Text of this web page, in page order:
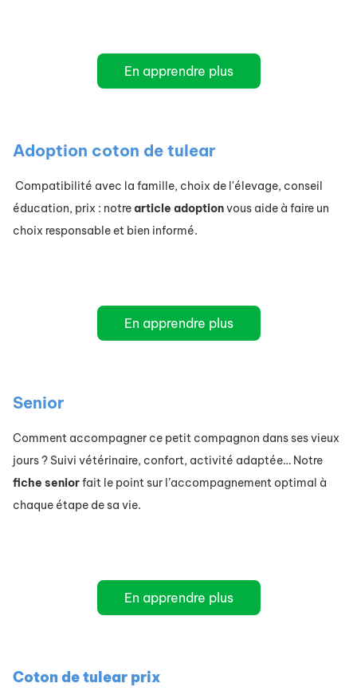
En apprendre plus
​Adoption coton de tulear
Compatibilité avec la famille, choix de l'élevage, conseil
éducation, prix : notrearticle adoptionvous aide à faire un
choix responsable et bien informé.
En apprendre plus
Senior
Comment accompagner ce petit compagnon dans ses vieux
jours ? Suivi vétérinaire, confort, activité adaptée… Notre
fiche seniorfait le point sur l’accompagnement optimal à
chaque étape de sa vie.
En apprendre plus
Coton de tulear prix